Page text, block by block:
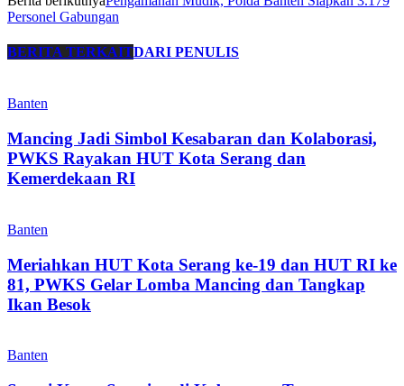
Personel Gabungan
BERITA TERKAITDARI PENULIS
Banten
Mancing Jadi Simbol Kesabaran dan Kolaborasi,
PWKS Rayakan HUT Kota Serang dan
Kemerdekaan RI
Banten
Meriahkan HUT Kota Serang ke-19 dan HUT RI ke
81, PWKS Gelar Lomba Mancing dan Tangkap
Ikan Besok
Banten